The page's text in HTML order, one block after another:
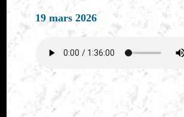
19 mars 2026